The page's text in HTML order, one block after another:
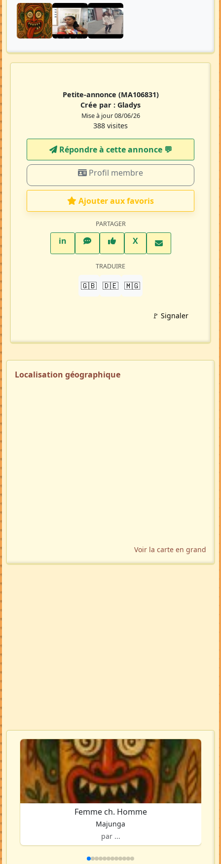
Petite-annonce (MA106831)
Crée par : Gladys
Mise à jour 08/06/26
388 visites
Répondre à cette annonce 💬​
Profil membre
Ajouter aux favoris
PARTAGER
inLinkedInWhatsAppFacebook
XTwitter X
TRADUIRE
🇬🇧 🇩🇪 🇲🇬
🚩 Signaler
Localisation géographique
Voir la carte en grand
Femme ch. Homme
Majunga
par ...